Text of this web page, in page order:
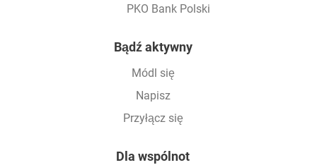
PKO Bank Polski
Bądź aktywny
Módl się
Napisz
Przyłącz się
Dla wspólnot